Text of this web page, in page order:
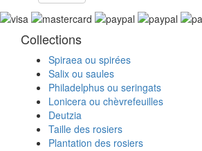
Collections
Spiraea ou spirées
Salix ou saules
Philadelphus ou seringats
Lonicera ou chèvrefeuilles
Deutzia
Taille des rosiers
Plantation des rosiers